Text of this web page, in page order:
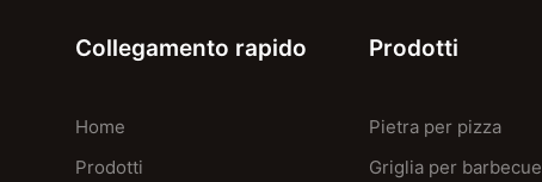
Collegamento rapido
Home
Prodotti
Prodotti
Pietra per pizza
Griglia per barbecue